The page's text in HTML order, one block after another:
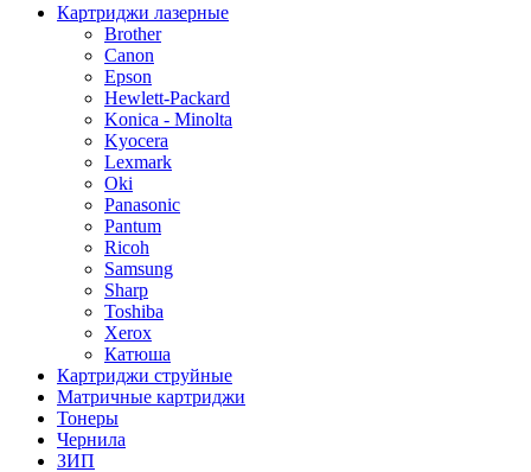
Картриджи лазерные
Brother
Canon
Epson
Hewlett-Packard
Konica - Minolta
Kyocera
Lexmark
Oki
Panasonic
Pantum
Ricoh
Samsung
Sharp
Toshiba
Xerox
Катюша
Картриджи струйные
Матричные картриджи
Тонеры
Чернила
ЗИП